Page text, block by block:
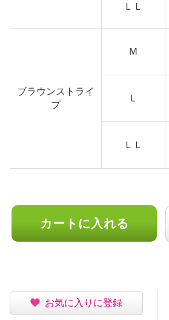
ＬＬ
ブラウンストライ
プ
Ｍ
Ｌ
ＬＬ
カートに入れる
お気に入りに登録